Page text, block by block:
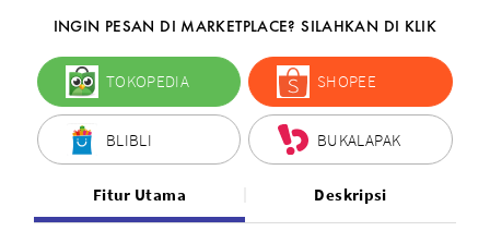
INGIN PESAN DI MARKETPLACE? SILAHKAN DI KLIK
TOKOPEDIA SHOPEE
BLIBLI BUKALAPAK
Fitur Utama Deskripsi